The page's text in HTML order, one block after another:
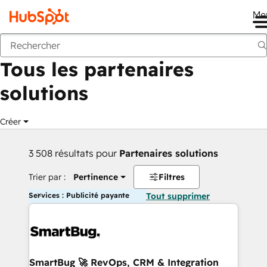
Retour
Tous les partenaires
solutions
Créer
3 508 résultats pour Partenaires solutions
Trier par : Pertinence Filtres
Services : Publicité payante Tout supprimer
SmartBug 🚀 RevOps, CRM & Integration